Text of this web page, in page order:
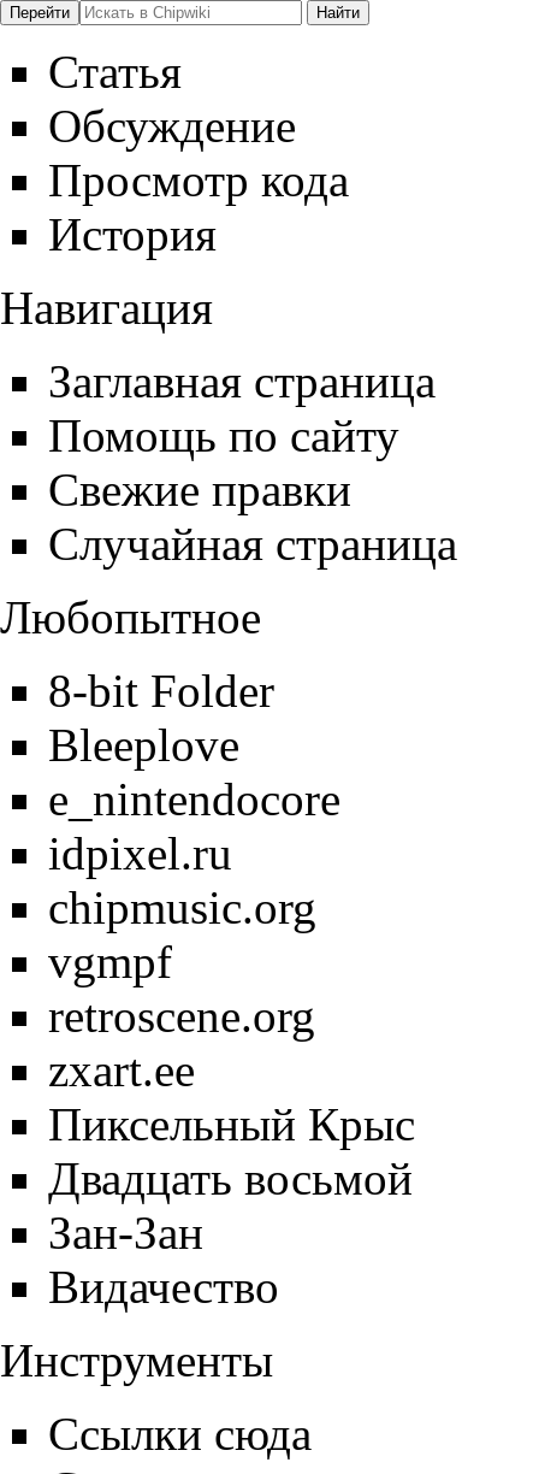
Статья
Обсуждение
Просмотр кода
История
Навигация
Заглавная страница
Помощь по сайту
Свежие правки
Случайная страница
Любопытное
8-bit Folder
Bleeplove
e_nintendocore
idpixel.ru
chipmusic.org
vgmpf
retroscene.org
zxart.ee
Пиксельный Крыс
Двадцать восьмой
Зан-Зан
Видачество
Инструменты
Ссылки сюда